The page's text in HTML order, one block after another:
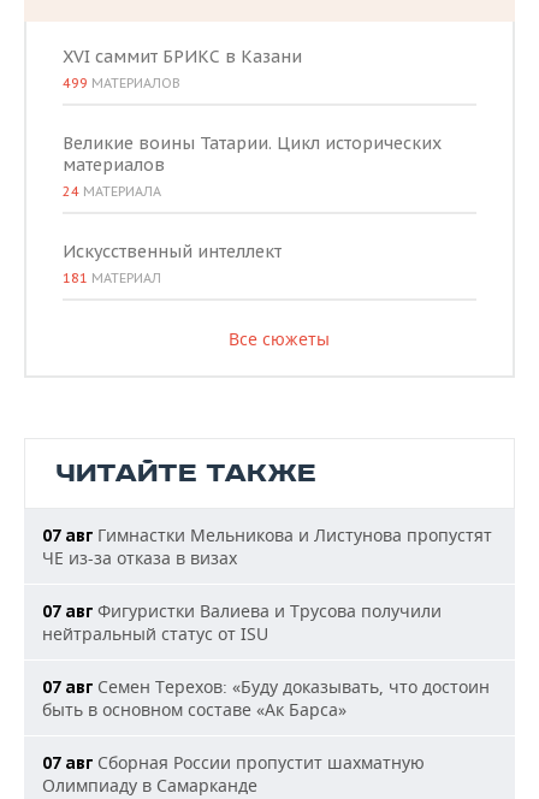
XVI саммит БРИКС в Казани
499 МАТЕРИАЛОВ
Великие воины Татарии. Цикл исторических
материалов
24 МАТЕРИАЛА
Искусственный интеллект
181 МАТЕРИАЛ
Все сюжеты
ЧИТАЙТЕ ТАКЖЕ
07 авг Гимнастки Мельникова и Листунова пропустят
ЧЕ из-за отказа в визах
07 авг Фигуристки Валиева и Трусова получили
нейтральный статус от ISU
07 авг Семен Терехов: «Буду доказывать, что достоин
быть в основном составе «Ак Барса»
07 авг Сборная России пропустит шахматную
Олимпиаду в Самарканде